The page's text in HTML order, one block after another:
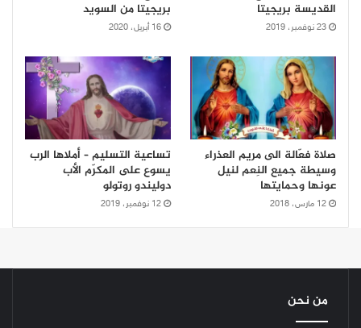
القديسة بريجيتا
23 نوفمبر، 2019
بريجيتا من السويد
16 أبريل، 2020
صلاة فعّالة الى مريم العذراء
وسيطة جميع النِعم لنيل
عونها وحمايتها
12 مارس، 2018
تساعية التسليم – أملاها الرب
يسوع على المكرّم الأب
دوليندو روتولو
12 نوفمبر، 2019
من نحن